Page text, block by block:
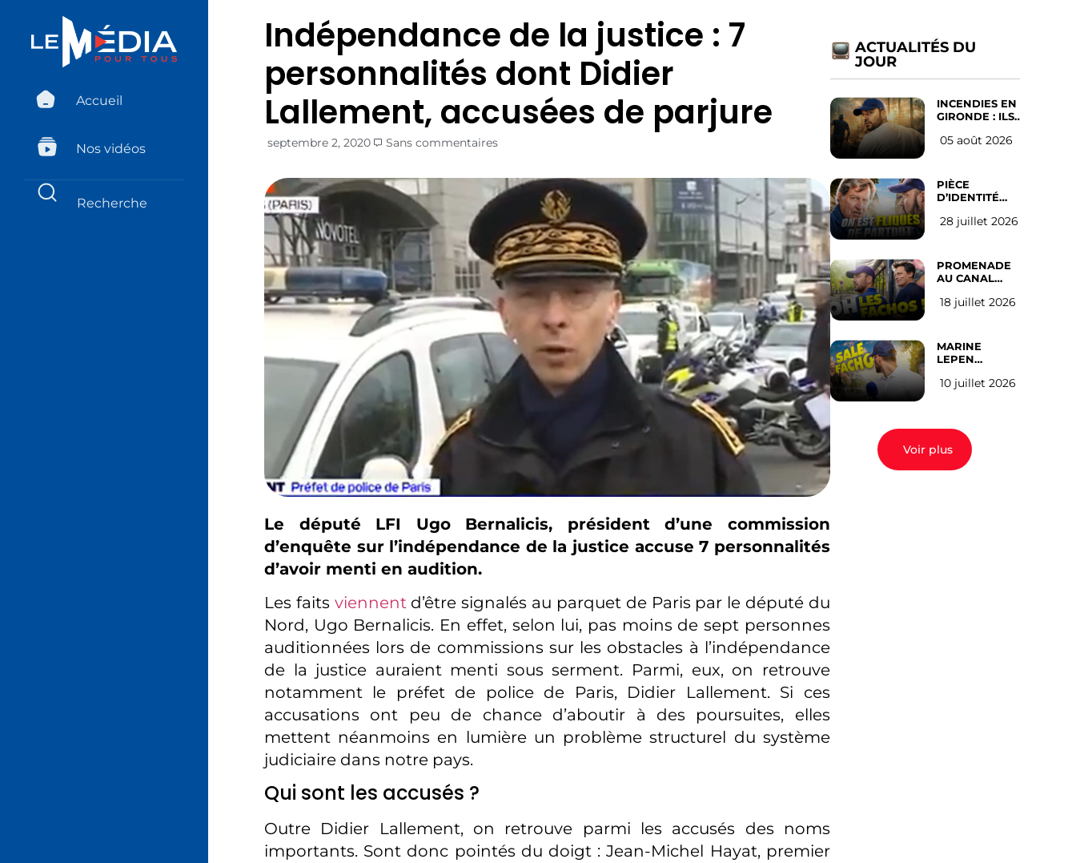
Accueil
Nos vidéos
Indépendance de la justice : 7
personnalités dont Didier
Lallement, accusées de parjure
septembre 2, 2020 Sans commentaires
Le député LFI Ugo Bernalicis, président d’une commission
d’enquête sur l’indépendance de la justice accuse 7 personnalités
d’avoir menti en audition.
Les faits viennentd’être signalés au parquet de Paris par le député du
Nord, Ugo Bernalicis. En effet, selon lui, pas moins de sept personnes
auditionnées lors de commissions sur les obstacles à l’indépendance
de la justice auraient menti sous serment. Parmi, eux, on retrouve
notamment le préfet de police de Paris, Didier Lallement. Si ces
accusations ont peu de chance d’aboutir à des poursuites, elles
mettent néanmoins en lumière un problème structurel du système
judiciaire dans notre pays.
Qui sont les accusés ?
Outre Didier Lallement, on retrouve parmi les accusés des noms
importants. Sont donc pointés du doigt : Jean-Michel Hayat, premier
ACTUALITÉS DU
JOUR
INCENDIES EN
GIRONDE : ILS
D’ABANDONNER
05 août 2026
PIÈCE
D’IDENTITÉ
SUR LES
l’avis des
Français
28 juillet 2026
PROMENADE
AU CANAL
(les gauchistes
18 juillet 2026
MARINE
LEPEN
EN 2027 : l’avis
10 juillet 2026
Voir plus